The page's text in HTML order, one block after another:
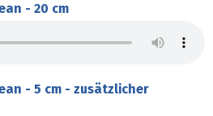
- 20 cm
- 5 cm - zusätzlicher